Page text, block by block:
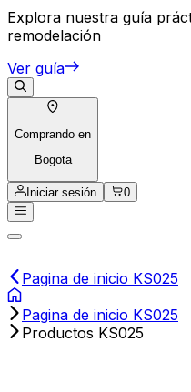
Explora nuestra guía
remodelación
Ver guía
Comprando en
Bogota
Iniciar sesión 0
Pagina de inicio KS025
Pagina de inicio KS025
Productos KS025